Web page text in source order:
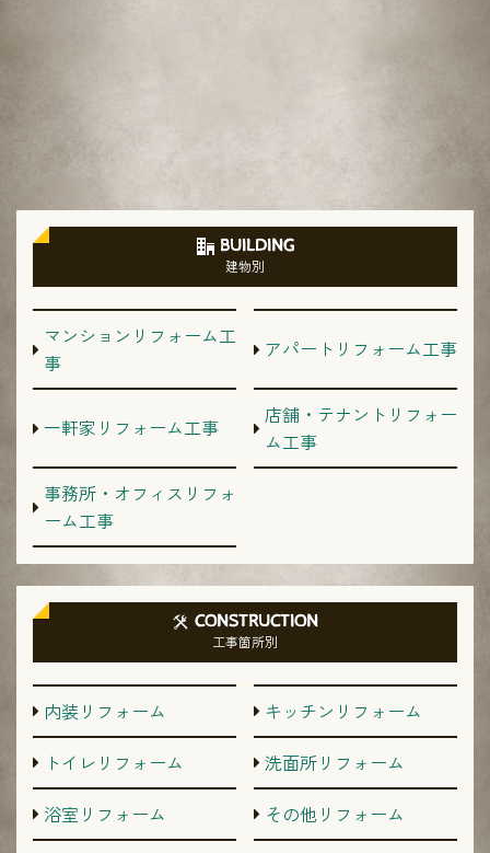
BUILDING
建物別
マンションリフォーム工
事
アパートリフォーム工事
一軒家リフォーム工事
店舗・テナントリフォー
ム工事
事務所・オフィスリフォ
ーム工事
CONSTRUCTION
工事箇所別
内装リフォーム
キッチンリフォーム
トイレリフォーム
洗面所リフォーム
浴室リフォーム
その他リフォーム